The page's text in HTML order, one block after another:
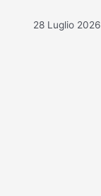
28 Luglio 2026